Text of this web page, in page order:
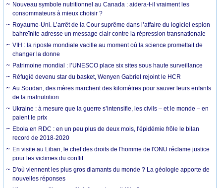
Nouveau symbole nutritionnel au Canada : aidera-t-il vraiment les
consommateurs à mieux choisir ?
Royaume-Uni. L’arrêt de la Cour suprême dans l’affaire du logiciel espion
bahreïnite adresse un message clair contre la répression transnationale
VIH : la riposte mondiale vacille au moment où la science promettait de
changer la donne
Patrimoine mondial : l’UNESCO place six sites sous haute surveillance
Réfugié devenu star du basket, Wenyen Gabriel rejoint le HCR
Au Soudan, des mères marchent des kilomètres pour sauver leurs enfants
de la malnutrition
Ukraine : à mesure que la guerre s’intensifie, les civils – et le monde – en
paient le prix
Ebola en RDC : en un peu plus de deux mois, l'épidémie frôle le bilan
record de 2018-2020
En visite au Liban, le chef des droits de l'homme de l'ONU réclame justice
pour les victimes du conflit
D'où viennent les plus gros diamants du monde ? La géologie apporte de
nouvelles réponses